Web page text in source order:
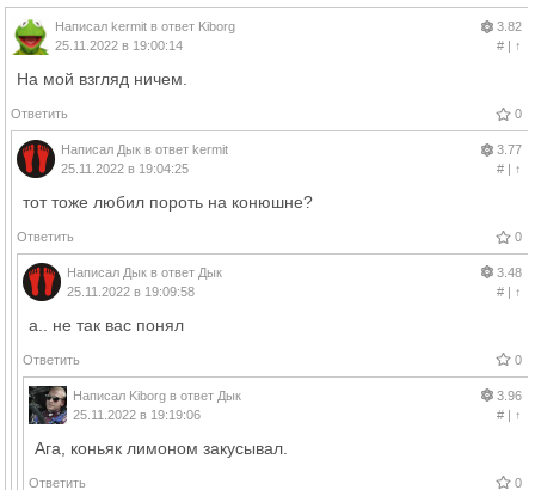
Написал kermit в ответ Kiborg
25.11.2022 в 19:00:14
3.82
#| ↑
На мой взгляд ничем.
Ответить 0
Написал Дык в ответ kermit
25.11.2022 в 19:04:25
3.77
#| ↑
тот тоже любил пороть на конюшне?
Ответить 0
Написал Дык в ответ Дык
25.11.2022 в 19:09:58
3.48
#| ↑
а.. не так вас понял
Ответить 0
Написал Kiborg в ответ Дык
25.11.2022 в 19:19:06
3.96
#| ↑
Ага, коньяк лимоном закусывал.
Ответить 0